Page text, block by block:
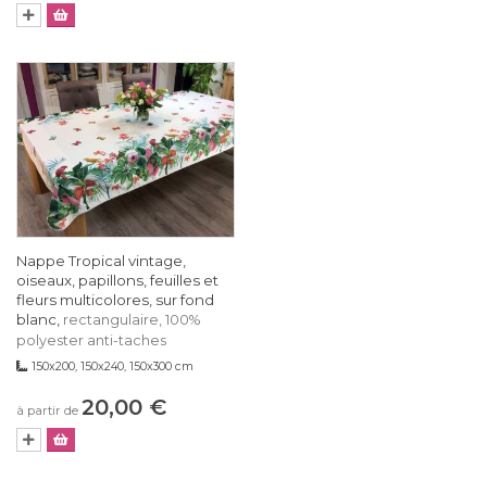
Nappe Tropical vintage,
oiseaux, papillons, feuilles et
fleurs multicolores, sur fond
blanc, rectangulaire, 100%
polyester anti-taches
150x200, 150x240, 150x300 cm
à partir de 20,00 €